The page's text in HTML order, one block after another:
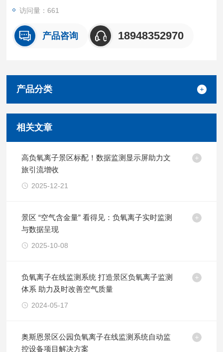
访问量：661
产品咨询 18948352970
产品分类
相关文章
高负氧离子景区标配！数据监测显示屏助力文
旅引流增收
2025-12-21
景区 “空气含金量” 看得见：负氧离子实时监测
与数据呈现
2025-10-08
负氧离子在线监测系统 打造景区负氧离子监测
体系 助力及时改善空气质量
2024-05-17
奥斯恩景区公园负氧离子在线监测系统自动监
控设备项目解决方案